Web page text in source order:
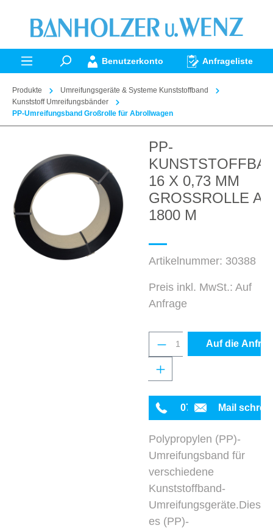
springen
Benutzerkonto Anfrageliste
Produkte
Umreifungsgeräte & Systeme Kunststoffband
Kunststoff Umreifungsbänder
PP-Umreifungsband Großrolle für Abrollwagen
PP-
16 X 0,73 MM
GROSSROLLE A
1800 M
Artikelnummer: 30388
Preis inkl. MwSt.: Auf
Anfrage
Produkt Anzahl:
Auf die
0711 342934-0
Mail
Polypropylen (PP)-
Umreifungsband für
verschiedene
Kunststoffband-
Umreifungsgeräte.Dies
es (PP)-